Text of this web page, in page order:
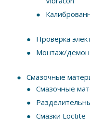
Проверка
Монтаж/
Смазочные
Смазочные
Смазки Loctite